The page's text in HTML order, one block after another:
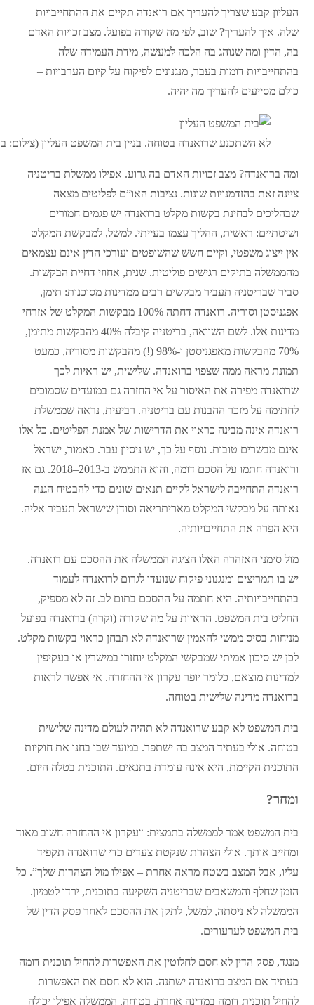
העליון קבע שצריך להעריך אם רואנדה תקיים את ההתחייבויות
שלה. איך להעריך? שוב, לפי מה שקורה בפועל. מצב זכויות האדם
בה, הדין ומה שנוהג בה הלכה למעשה, מידת העמידה שלה
בהתחייבויות דומות בעבר, מנגנונים לפיקוח על קיום הערבויות –
כולם מסייעים להעריך מה יהיה.
לא השתכנע שרואנדה בטוחה. בניין בית המשפט העליון (צילום:
ומה ברואנדה? מצב זכויות האדם בה גרוע. אפילו ממשלת בריטניה
ציינה זאת בהזדמנויות שונות. נציבות האו”ם לפליטים מצאה
שבהליכים לבחינת בקשות מקלט ברואנדה יש פגמים חמורים
ושיטתיים: ראשית, ההליך עצמו בעייתי. למשל, למבקשת המקלט
אין ייצוג משפטי, וקיים חשש שהשופטים ועורכי הדין אינם עצמאים
מהממשלה בתיקים רגישים פוליטית. שנית, אחוזי דחיית הבקשות.
סביר שבריטניה תעביר מבקשים רבים ממדינות מסוכנות: תימן,
אפגניסטן וסוריה. רואנדה דחתה 100% מבקשות המקלט של אזרחי
מדינות אלו. לשם השוואה, בריטניה קיבלה 40% מהבקשות מתימן,
70% מהבקשות מאפגניסטן ו-98% (!) מהבקשות מסוריה, כמעט
תמונת מראה ממה שצפוי ברואנדה. שלישית, יש ראיות לכך
שרואנדה מפירה את האיסור על אי החזרה גם במועדים שסמוכים
לחתימה על מזכר ההבנות עם בריטניה. רביעית, נראה שממשלת
רואנדה אינה מבינה כראוי את הדרישות של אמנת הפליטים. כל אלו
אינם מבשרים טובות. נוסף על כך, יש ניסיון עבר. כאמור, ישראל
ורואנדה חתמו על הסכם דומה, והוא התממש ב-2013–2018. גם אז
רואנדה התחייבה לישראל לקיים תנאים שונים כדי להבטיח הגנה
נאותה על מבקשי המקלט מאריתריאה וסודן שישראל תעביר אליה.
היא הפֵרה את התחייבויותיה.
מול סימני האזהרה האלו הציגה הממשלה את ההסכם עם רואנדה.
יש בו תמריצים ומנגנוני פיקוח שנועדו לגרום לרואנדה לעמוד
בהתחייבויותיה. היא חתמה על ההסכם בתום לב. זה לא מספיק,
החליט בית המשפט. הראיות על מה שקורה (וקרה) ברואנדה בפועל
מניחות בסיס ממשי להאמין שרואנדה לא תבחן כראוי בקשות מקלט.
לכן יש סיכון אמיתי שמבקשי המקלט יוחזרו במישרין או בעקיפין
למדינות מוצאם, כלומר יופר עקרון אי ההחזרה. אי אפשר לראות
ברואנדה מדינה שלישית בטוחה.
בית המשפט לא קבע שרואנדה לא תהיה לעולם מדינה שלישית
בטוחה. אולי בעתיד המצב בה ישתפר. במועד שבו בחנו את חוקיות
התוכנית הקיימת, היא אינה עומדת בתנאים. התוכנית בטלה היום.
ומחר?
בית המשפט אמר לממשלה בתמצית: “עקרון אי ההחזרה חשוב מאוד
ומחייב אותך. אולי הצהרת שנקטת צעדים כדי שרואנדה תקפיד
עליו, אבל המצב בשטח מראה אחרת – אפילו מול הצהרות שלך”. כל
הזמן שחלף והמשאבים שבריטניה השקיעה בתוכנית, ירדו לטמיון.
הממשלה לא ניסתה, למשל, לתקן את ההסכם לאחר פסק הדין של
בית המשפט לערעורים.
מנגד, פסק הדין לא חסם לחלוטין את האפשרות להחיל תוכנית דומה
בעתיד אם המצב ברואנדה ישתנה. הוא לא חסם את האפשרות
להחיל תוכנית דומה במדינה אחרת, בטוחה. הממשלה אפילו יכולה